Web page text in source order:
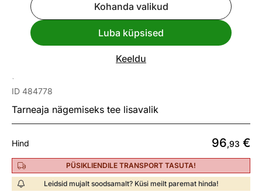
Kohanda valikud
Luba küpsised
Keeldu
Vaata sarnaseid
Kirjutuslaud seinale
ID 484778
Tarneaja nägemiseks tee lisavalik
Hind 96,93 €
PÜSIKLIENDILE TRANSPORT TASUTA!
Leidsid mujalt soodsamalt? Küsi meilt paremat hinda!